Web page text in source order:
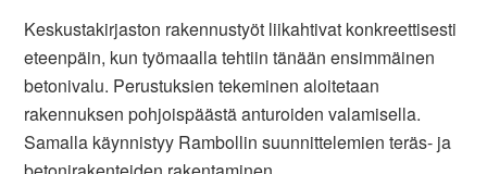
Keskustakirjaston rakennustyöt liikahtivat konkreettisesti
eteenpäin, kun työmaalla tehtiin tänään ensimmäinen
betonivalu. Perustuksien tekeminen aloitetaan
rakennuksen pohjoispäästä anturoiden valamisella.
Samalla käynnistyy Rambollin suunnittelemien teräs- ja